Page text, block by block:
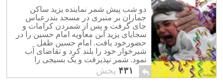
دو شب پیش شمر نماینده یزید ساکن
جماران بر منبری در مسجد بندرعباس
جای گرفت و پس از شمردن کرامات و
سجایای یزید ابن معاویه امام حسین را در
حضورخود یافت. امام حسین طفل
شیرخوار خود را بلند کرد و تقاضای آب
نمود. شمر نپذیرفت و یک بسیجی را
فرستاد تا بچه را بالا برده بر اثر برخورد با
پروانه پنکه تکه شد.
۴۳۱ پخش